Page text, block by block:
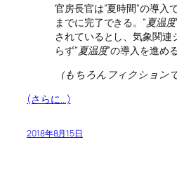
官房長官は”夏時間”の導入
までに完了できる。”夏温度
されているとし、気象関連
らず”夏温度”の導入を進め
（もちろんフィクション
(さらに…)
2018年8月15日